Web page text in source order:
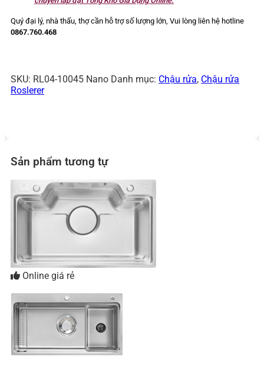
Quý đại lý, nhà thấu, thợ cần hỗ trợ số lượng lớn, Vui lòng liên hệ hotline
0867.760.468
SKU: RL04-10045 Nano Danh mục: Chậu rửa, Chậu rửa
Roslerer
Sản phẩm tương tự
Online giá rẻ